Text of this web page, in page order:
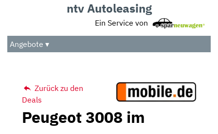
Audio
Das Beste
ntv Autoleasing
Ein Service von
Angebote ▾
Zurück zu den
Deals
Peugeot 3008 im